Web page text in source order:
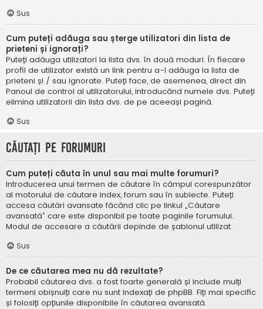
Sus
Cum puteți adăuga sau șterge utilizatori din lista de
prieteni și ignorați?
Puteți adăuga utilizatori la lista dvs. în două moduri. În fiecare
profil de utilizator există un link pentru a-l adăuga la lista de
prieteni și / sau ignorate. Puteți face, de asemenea, direct din
Panoul de control al utilizatorului, introducând numele dvs. Puteți
elimina utilizatorii din lista dvs. de pe aceeași pagină.
Sus
Căutați pe forumuri
Cum puteți căuta în unul sau mai multe forumuri?
Introducerea unui termen de căutare în câmpul corespunzător
al motorului de căutare index, forum sau în subiecte. Puteți
accesa căutări avansate făcând clic pe linkul „Căutare
avansată” care este disponibil pe toate paginile forumului.
Modul de accesare a căutării depinde de șablonul utilizat.
Sus
De ce căutarea mea nu dă rezultate?
Probabil căutarea dvs. a fost foarte generală și include mulți
termeni obișnuiți care nu sunt indexați de phpBB. Fiți mai specific
și folosiți opțiunile disponibile în căutarea avansată.